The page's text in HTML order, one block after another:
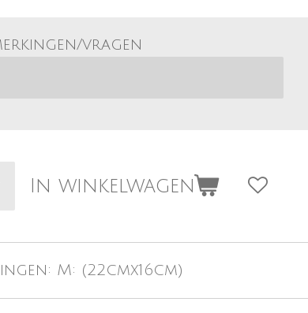
vragen
In winkelwagen
M: (22cmx16cm)